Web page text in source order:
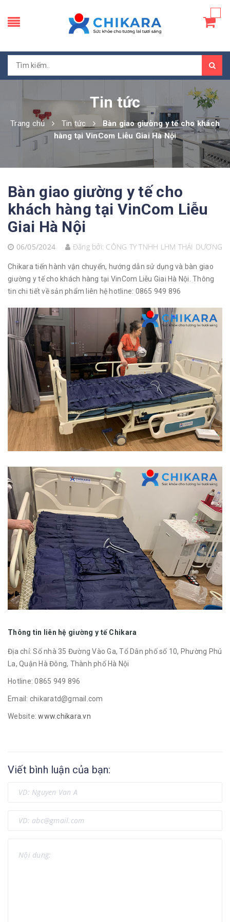
Tin tức
Trang chủ Tin tức
Bàn giao giường y tế cho khách
hàng tại VinCom Liễu Giai Hà Nội
Bàn giao giường y tế cho
khách hàng tại VinCom Liễu
Giai Hà Nội
06/05/2024 Đăng bởi: CÔNG TY TNHH LHM THÁI DƯƠNG
Chikara tiến hành vận chuyển, hướng dẫn sử dụng và bàn giao
giường y tế cho khách hàng tại VinCom Liễu Giai Hà Nội. Thông
tin chi tiết về sản phẩm liên hệ hotline: 0865 949 896
Thông tin liên hệ giường y tế Chikara
Địa chỉ: Số nhà 35 Đường Vào Ga, Tổ Dân phố số 10, Phường Phú
La, Quận Hà Đông, Thành phố Hà Nội
Hotline: 0865 949 896
Email: chikaratd@gmail.com
Website:www.chikara.vn
Viết bình luận của bạn: